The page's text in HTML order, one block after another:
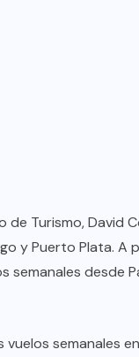
de Turismo, David
y Puerto Plata. A
semanales desde
semanales